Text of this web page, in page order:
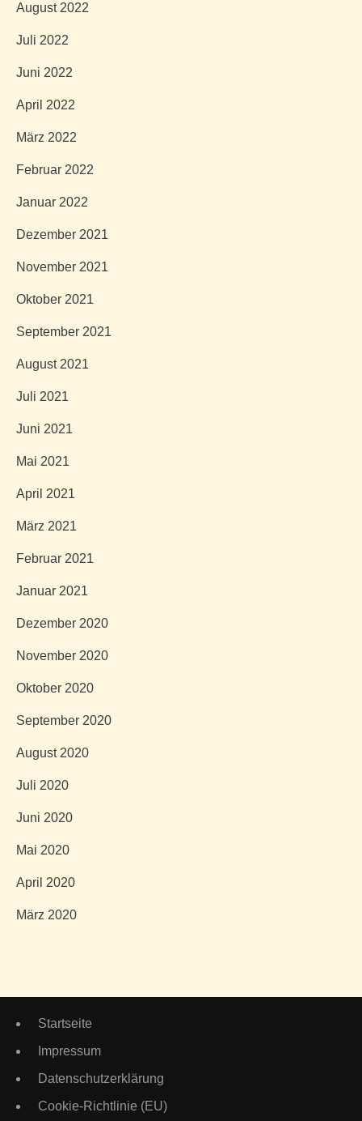
August 2022
Juli 2022
Juni 2022
April 2022
März 2022
Februar 2022
Januar 2022
Dezember 2021
November 2021
Oktober 2021
September 2021
August 2021
Juli 2021
Juni 2021
Mai 2021
April 2021
März 2021
Februar 2021
Januar 2021
Dezember 2020
November 2020
Oktober 2020
September 2020
August 2020
Juli 2020
Juni 2020
Mai 2020
April 2020
März 2020
Startseite
Impressum
Datenschutzerklärung
Cookie-Richtlinie (EU)